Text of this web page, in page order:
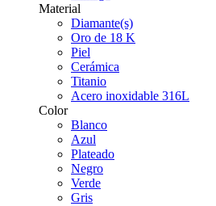
Material
Diamante(s)
Oro de 18 K
Piel
Cerámica
Titanio
Acero inoxidable 316L
Color
Blanco
Azul
Plateado
Negro
Verde
Gris